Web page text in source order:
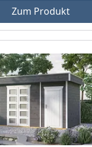
Zum Produkt